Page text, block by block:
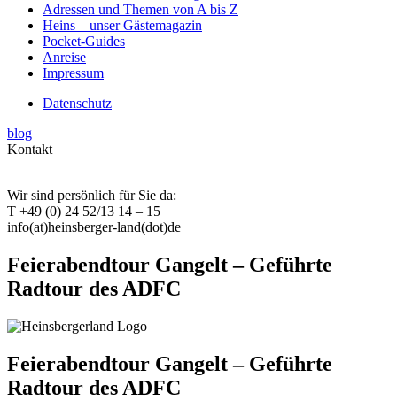
Adressen und Themen von A bis Z
Heins – unser Gästemagazin
Pocket-Guides
Anreise
Impressum
Datenschutz
blog
Kontakt
Wir sind persönlich für Sie da:
T +49 (0) 24 52/13 14 – 15
info(at)heinsberger-land(dot)de
Feierabendtour Gangelt – Geführte
Radtour des ADFC
Feierabendtour Gangelt – Geführte
Radtour des ADFC